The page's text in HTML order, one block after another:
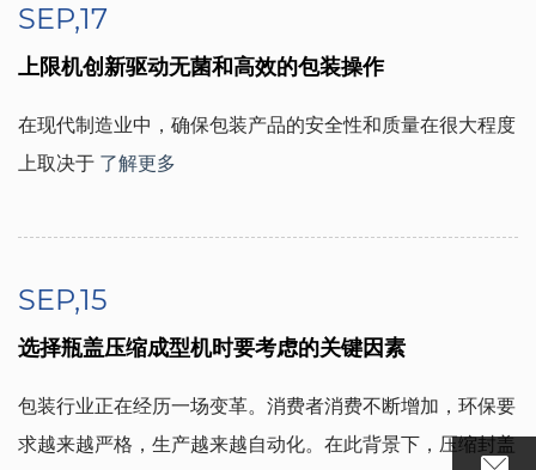
SEP,17
上限机创新驱动无菌和高效的包装操作
在现代制造业中，确保包装产品的安全性和质量在很大程度
上取决于 了解更多
SEP,15
选择瓶盖压缩成型机时要考虑的关键因素
包装行业正在经历一场变革。消费者消费不断增加，环保要
求越来越严格，生产越来越自动化。在此背景下，压缩封盖